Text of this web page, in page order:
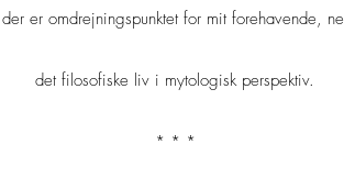
er omdrejningspunktet for mit forehavende,
det filosofiske liv i mytologisk perspektiv.
* * *​​